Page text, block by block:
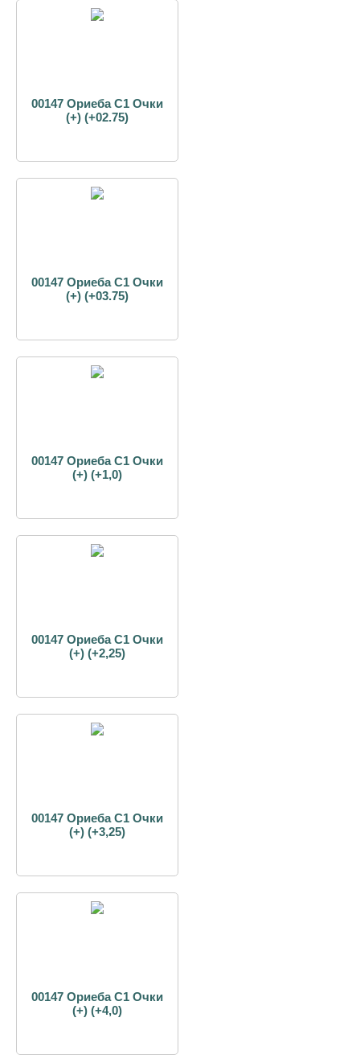
00147 Ориеба С1 Очки
(+) (+02.75)
00147 Ориеба С1 Очки
(+) (+03.75)
00147 Ориеба С1 Очки
(+) (+1,0)
00147 Ориеба С1 Очки
(+) (+2,25)
00147 Ориеба С1 Очки
(+) (+3,25)
00147 Ориеба С1 Очки
(+) (+4,0)